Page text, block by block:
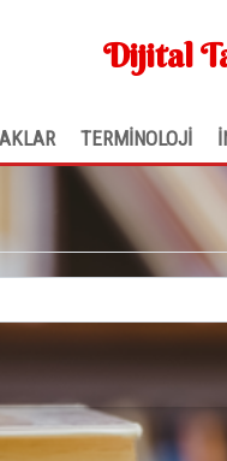
Dijital
TERMİNOLOJİ